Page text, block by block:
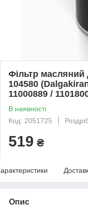
Фільтр масляний
104580
11000889 /
В наявності
Код: 2051725
519 ₴
Опис